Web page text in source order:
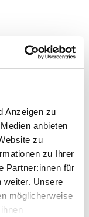
Anzeigen zu
anbieten
zu
zu Ihrer
Partner:innen für
weiter. Unsere
möglicherweise
Intensivmedizin,